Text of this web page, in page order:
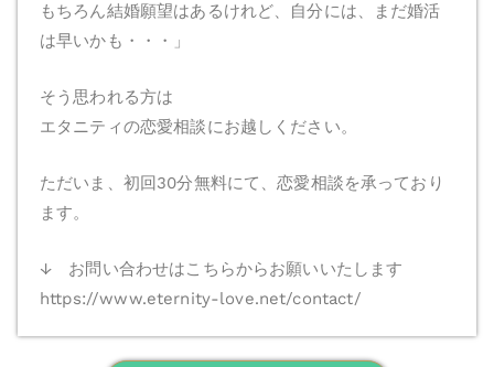
もちろん結婚願望はあるけれど、自分には、まだ婚活
は早いかも・・・」
そう思われる方は
エタニティの恋愛相談にお越しください。
ただいま、初回30分無料にて、恋愛相談を承っており
ます。
↓ お問い合わせはこちらからお願いいたします
https://www.eternity-love.net/contact/